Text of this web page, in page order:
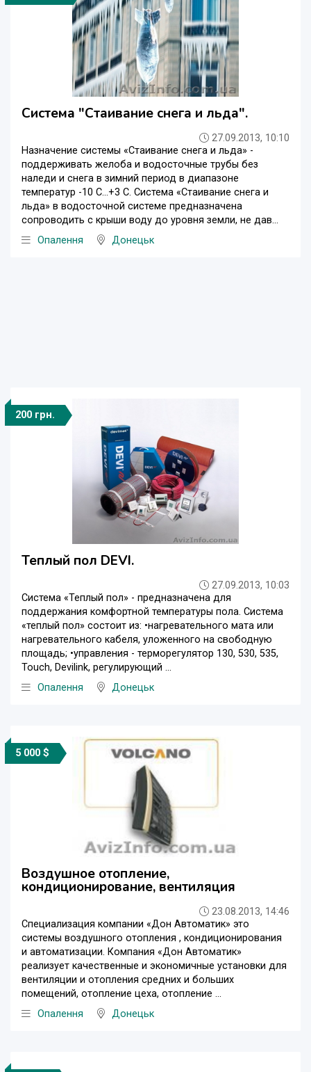
Система "Стаивание снега и льда".
27.09.2013, 10:10
Назначение системы «Стаивание снега и льда» -
поддерживать желоба и водосточные трубы без
наледи и снега в зимний период в диапазоне
температур -10 С…+3 С. Система «Стаивание снега и
льда» в водосточной системе предназначена
сопроводить с крыши воду до уровня земли, не дав...
Опалення
Донецьк
200 грн.
Теплый пол DEVI.
27.09.2013, 10:03
Система «Теплый пол» - предназначена для
поддержания комфортной температуры пола. Система
«теплый пол» состоит из: •нагревательного мата или
нагревательного кабеля, уложенного на свободную
площадь; •управления - терморегулятор 130, 530, 535,
Touch, Devilink, регулирующий ...
Опалення
Донецьк
5 000 $
Воздушное отопление,
кондиционирование, вентиляция
23.08.2013, 14:46
Специализация компании «Дон Автоматик» это
системы воздушного отопления , кондиционирования
и автоматизации. Компания «Дон Автоматик»
реализует качественные и экономичные установки для
вентиляции и отопления средних и больших
помещений, отопление цеха, отопление ...
Опалення
Донецьк